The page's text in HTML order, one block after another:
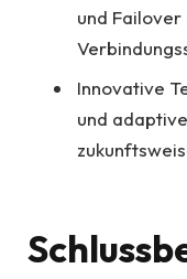
und
Innovative
und